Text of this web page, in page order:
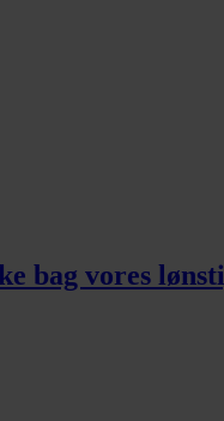
bag vores